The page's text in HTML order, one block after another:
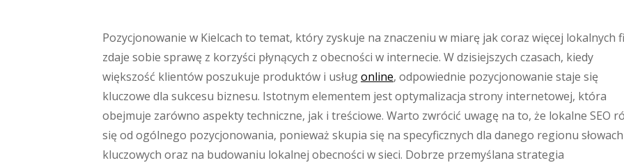
Pozycjonowanie w Kielcach to temat, który zyskuje na znaczeniu w miarę jak coraz więcej lokalnych
zdaje sobie sprawę z korzyści płynących z obecności w internecie. W dzisiejszych czasach, kiedy
większość klientów poszukuje produktów i usługonline, odpowiednie pozycjonowanie staje się
kluczowe dla sukcesu biznesu. Istotnym elementem jest optymalizacja strony internetowej, która
obejmuje zarówno aspekty techniczne, jak i treściowe. Warto zwrócić uwagę na to, że lokalne SEO
się od ogólnego pozycjonowania, ponieważ skupia się na specyficznych dla danego regionu słowach
kluczowych oraz na budowaniu lokalnej obecności w sieci. Dobrze przemyślana strategia